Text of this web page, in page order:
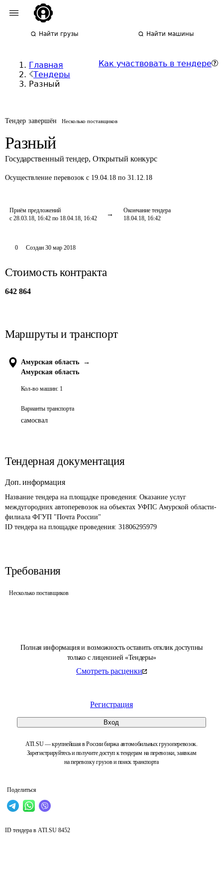
Найти грузы Найти машины
Главная
Тендеры
Разный
Как участвовать в тендере
Тендер завершён Несколько поставщиков
Разный
Государственный тендер, Открытый конкурс
Осуществление перевозок с 19.04.18 по 31.12.18
Приём предложений
с 28.03.18, 16:42 по 18.04.18, 16:42
Окончание тендера
18.04.18, 16:42
Полная информация и возможность оставить отклик доступны
только с лицензией «Тендеры»
Смотреть расценки
Регистрация
Вход
ATI.SU — крупнейшая в России биржа автомобильных грузоперевозок.
Зарегистрируйтесь и получите доступ к тендерам на перевозки, заявкам
на перевозку грузов и поиск транспорта
Поделиться
0 Создан 30 мар 2018
Стоимость контракта
642 864
Маршруты и транспорт
Амурская область
→
Амурская область
Кол-во машин: 1
Варианты транспорта
самосвал
Тендерная документация
Доп. информация
Название тендера на площадке проведения: Оказание услуг
междугородних автоперевозок на объектах УФПС Амурской области-
филиала ФГУП "Почта России"
ID тендера на площадке проведения: 31806295979
Требования
Несколько поставщиков
ID тендера в ATI.SU 8452